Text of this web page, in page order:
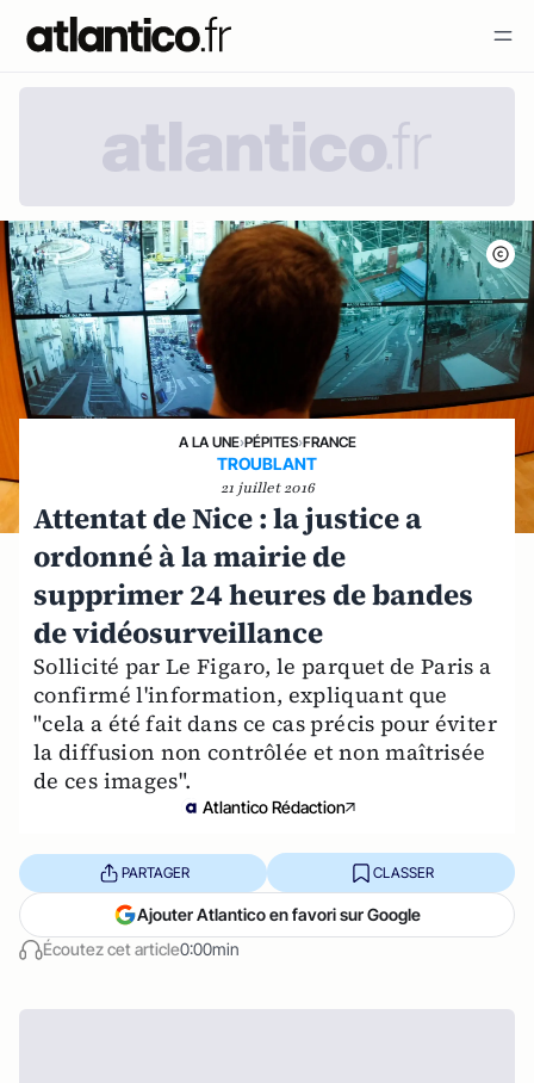
A LA UNE›PÉPITES›FRANCE
TROUBLANT
21 juillet 2016
Attentat de Nice : la justice a
ordonné à la mairie de
supprimer 24 heures de bandes
de vidéosurveillance
Sollicité par Le Figaro, le parquet de Paris a
confirmé l'information, expliquant que
"cela a été fait dans ce cas précis pour éviter
la diffusion non contrôlée et non maîtrisée
de ces images".
Atlantico Rédaction
Écoutez cet article0:00min
PARTAGER CLASSER
Ajouter Atlantico en favori sur Google